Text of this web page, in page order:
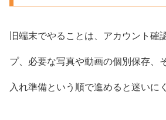
旧端末でやることは、アカウント確
プ、必要な写真や動画の個別保存、
入れ準備という順で進めると迷いに